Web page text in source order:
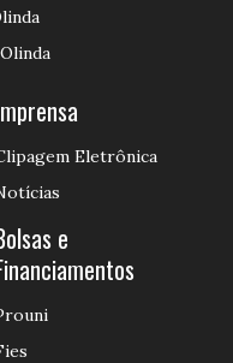
Eletrônica
e